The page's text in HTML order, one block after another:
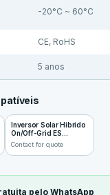
-20°C ~ 60°C
CE, RoHS
5 anos
Inversor Solar Hibrido
On/Off-Grid ES
6~12kW
Contact for quote
pelo WhatsApp